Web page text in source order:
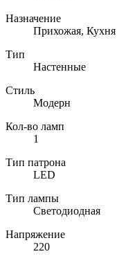
Назначение
Прихожая, Кухня
Тип
Настенные
Стиль
Модерн
Кол-во ламп
1
Тип патрона
LED
Тип лампы
Светодиодная
Напряжение
220